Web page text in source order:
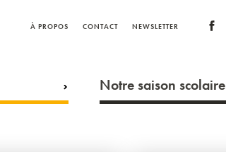
À PROPOS CONTACT NEWSLETTER
Notre saison scolaire